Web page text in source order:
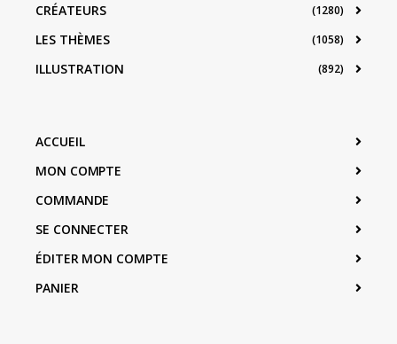
CRÉATEURS (1280)
LES THÈMES (1058)
ILLUSTRATION (892)
ACCUEIL
MON COMPTE
COMMANDE
SE CONNECTER
ÉDITER MON COMPTE
PANIER